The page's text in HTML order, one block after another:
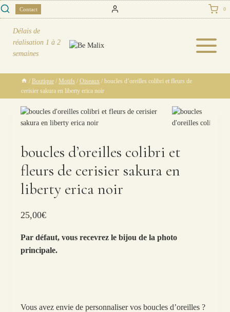
Skip
to
content
Contact 0
Délais de
réalisation 1 à 2
semaines
/ Boutique / Motifs / Oiseaux / boucles d’oreilles colibri et fleurs de
cerisier sakura en liberty erica noir
boucles d’oreilles colibri et
fleurs de cerisier sakura en
liberty erica noir
25,00€
Par défaut, vous recevrez le bijou de la photo
principale.
Vous avez envie de personnaliser vos boucles d’oreilles ?